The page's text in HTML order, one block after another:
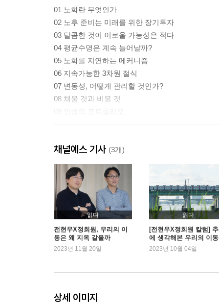
01 노화란 무엇인가
02 노후 준비는 미래를 위한 장기투자
03 달콤한 것이 이로울 가능성은 적다
04 평균수명은 계속 늘어날까?
05 노화를 지연하는 메커니즘
06 지속가능한 3차원 절식
07 변동성, 어떻게 관리할 것인가?
08 채울 것과 비울 것
01 나이는 숫자에 불과할까?
02 만성질환은 대개 노화 축적의 결과다
03 노년기 다약제 사용의 문제
04 오컴의 면도날과 히캄의 격언
05 질병만 보아서는 안 되는 노년의 입원
06 AI가 의사를 대체할 수 있을까?
07 노쇠를 되돌릴 수 있을까?
08 신체적 노쇠를 방어하는 다섯 가지 요소
채널예스 기사 (3개)
읽다
전현우X정희원, 우리의 이
동은 왜 지옥 같을까
2023년 11월 20일
읽다
[전현우X정희원 칼럼]
에 생각해본 우리의 이동
2023년 10월 04일
상세 이미지